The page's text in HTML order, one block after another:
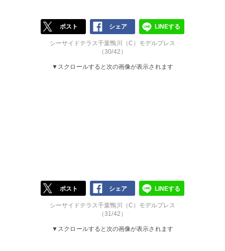
ポスト シェア LINEする
シーサイドテラス千葉鴨川（C）モデルプレス
（30/42）
▼スクロールすると次の画像が表示されます
ポスト シェア LINEする
シーサイドテラス千葉鴨川（C）モデルプレス
（31/42）
▼スクロールすると次の画像が表示されます